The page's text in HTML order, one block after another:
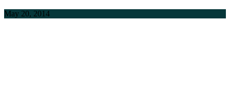
May 20, 2014